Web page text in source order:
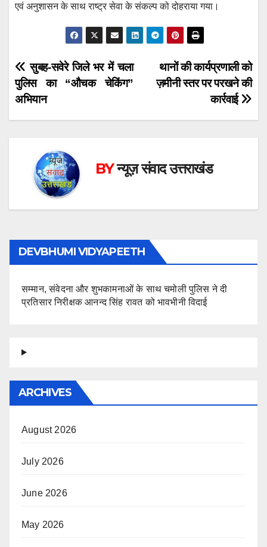
एवं अनुशासन के साथ राष्ट्र सेवा के संकल्प को दोहराया गया।
Post
navigation
थानों की कार्यप्रणाली को
ज़मीनी स्तर पर परखने की
कार्रवाई
सुबह-सवेरे जिले भर में चला
पुलिस का “औचक चेकिंग”
अभियान
BYन्यूज़ संवाद उत्तराखंड
DEVBHUMI VIDYAPEETH
सम्मान, संवेदना और शुभकामनाओं के साथ चमोली पुलिस ने दी
प्रतिसार निरीक्षक आनन्द सिंह रावत को भावभीनी विदाई
ARCHIVES
August 2026
July 2026
June 2026
May 2026